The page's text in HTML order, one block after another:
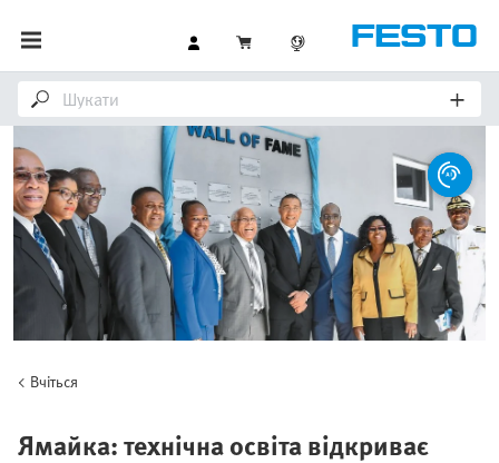
Вчіться
Ямайка: технічна освіта відкриває